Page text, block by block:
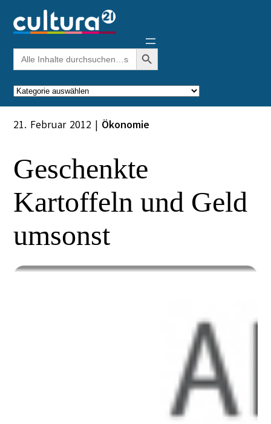
Inhalt
springen
Search
for:
Search Button
Kategorien
21. Februar 2012 | Ökonomie
Geschenkte
Kartoffeln und Geld
umsonst